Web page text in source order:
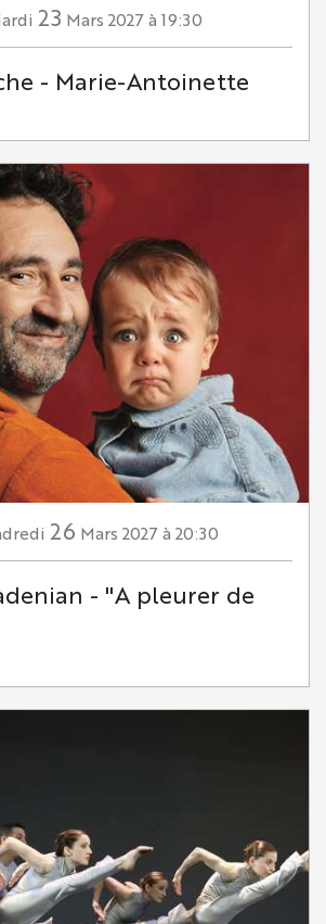
23 Mars 2027à 19:30
- Marie-Antoinette
26 Mars 2027à 20:30
- "A pleurer de